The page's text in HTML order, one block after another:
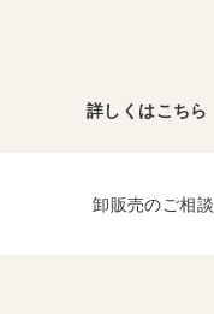
詳しくはこちら
卸販売のご相談